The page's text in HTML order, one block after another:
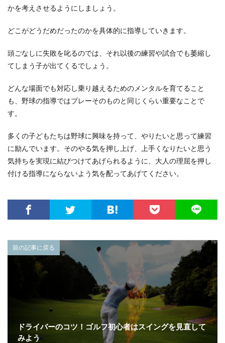
かを考えさせるようにしましょう。
どこがどうだめだったのかを具体的に指導していきます。
頭ごなしに失敗を叱るのでは、それ以後の練習や試合でも萎縮し
てしまう子が出てくるでしょう。
どんな場面でも対応し乗り越えるためのメンタルを育てること
も、野球の指導ではプレーそのものと同じくらい重要なことで
す。
多くの子どもたちは野球に興味を持って、やりたいと思って練習
に励んでいます。そのやる気を押し上げ、上手くなりたいと思う
気持ちを実現に結びつけてあげられるように、大人の理屈を押し
付ける指導にならないよう気を配ってあげてください。
前の記事に戻る
ドライバーのコツ！ゴルフ初心者はスイングを見直して
みよう